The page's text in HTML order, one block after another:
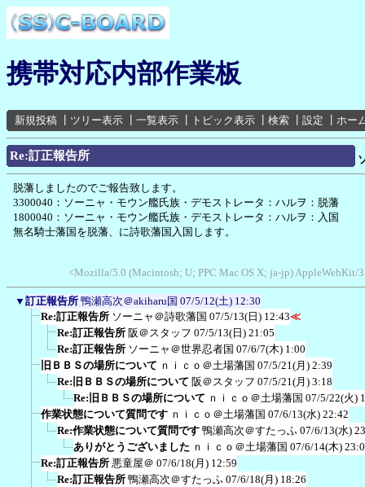
携帯対応内部作業板
新規投稿 ツリー表示 一覧表示 トピック表示 検索 設定 ホー
Re:訂正報告所
脱藩しましたのでご報告致します。
3300040：ソーニャ・モウン艦氏族・デモストレータ：ハルヲ：脱藩
1800040：ソーニャ・モウン艦氏族・デモストレータ：ハルヲ：入国
無名騎士藩国を脱藩、に詩歌藩国入国します。
<Mozilla/5.0 (Macintosh; U; PPC Mac OS X; ja-jp)
▼ 訂正報告所 鴨瀬高次＠akiharu国 07/5/12(土) 12:30
Re:訂正報告所 ソーニャ＠詩歌藩国 07/5/13(日) 12:43≪
Re:訂正報告所 阪＠スタッフ 07/5/13(日) 21:05
Re:訂正報告所 ソーニャ＠世界忍者国 07/6/7(木) 1:00
旧ＢＢＳの場所について ｎｉｃｏ＠土場藩国 07/5/21(月) 2:39
Re:旧ＢＢＳの場所について 阪＠スタッフ 07/5/21(月) 3:18
Re:旧ＢＢＳの場所について ｎｉｃｏ＠土場藩国 07/5/22(火)
作業状態について質問です ｎｉｃｏ＠土場藩国 07/6/13(水) 22:42
Re:作業状態について質問です 鴨瀬高次＠すたっふ 07/6/13(水)
ありがとうございました ｎｉｃｏ＠土場藩国 07/6/14(木)
Re:訂正報告所 悪童屋＠ 07/6/18(月) 12:59
Re:訂正報告所 鴨瀬高次＠すたっふ 07/6/18(月) 18:26